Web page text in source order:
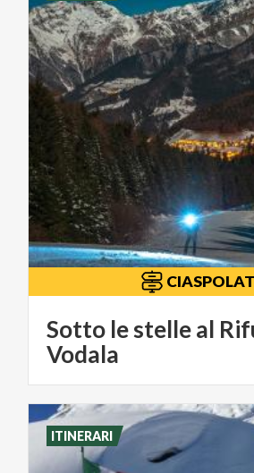
Sotto le stelle al
Vodala
ITINERARI